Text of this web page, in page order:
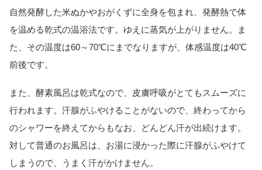
自然発酵した米ぬかやおがくずに全身を包まれ、発酵熱で体
を温める乾式の温浴法です。ゆえに蒸気が上がりません。ま
た、その温度は60～70℃にまでなりますが、体感温度は40℃
前後です。
また、酵素風呂は乾式なので、皮膚呼吸がとてもスムーズに
行われます。汗腺がふやけることがないので、終わってから
のシャワーを終えてからもなお、どんどん汗が出続けます。
対して普通のお風呂は、お湯に浸かった際に汗腺がふやけて
しまうので、うまく汗がかけません。